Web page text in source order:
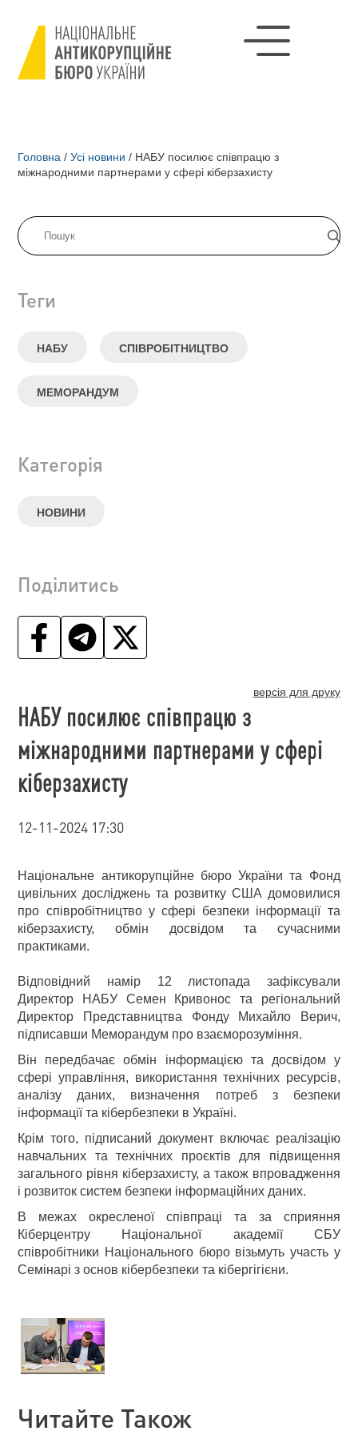
Головна / Усі новини / НАБУ посилює співпрацю з
міжнародними партнерами у сфері кіберзахисту
Теги
НАБУ СПІВРОБІТНИЦТВО
МЕМОРАНДУМ
Категорія
НОВИНИ
Поділитись
версія для друку
НАБУ посилює співпрацю з
міжнародними партнерами у сфері
кіберзахисту
12-11-2024 17:30
Національне антикорупційне бюро України та Фонд
цивільних досліджень та розвитку США домовилися
про співробітництво у сфері безпеки інформації та
кіберзахисту, обмін досвідом та сучасними
практиками.
Відповідний намір 12 листопада зафіксували
Директор НАБУ Семен Кривонос та регіональний
Директор Представництва Фонду Михайло Верич,
підписавши Меморандум про взаєморозуміння.
Він передбачає обмін інформацією та досвідом у
сфері управління, використання технічних ресурсів,
аналізу даних, визначення потреб з безпеки
інформації та кібербезпеки в Україні.
Крім того, підписаний документ включає реалізацію
навчальних та технічних проєктів для підвищення
загального рівня кіберзахисту, а також впровадження
і розвиток систем безпеки інформаційних даних.
В межах окресленої співпраці та за сприяння
Кіберцентру Національної академії СБУ
співробітники Національного бюро візьмуть участь у
Семінарі з основ кібербезпеки та кібергігієни.
Читайте Також